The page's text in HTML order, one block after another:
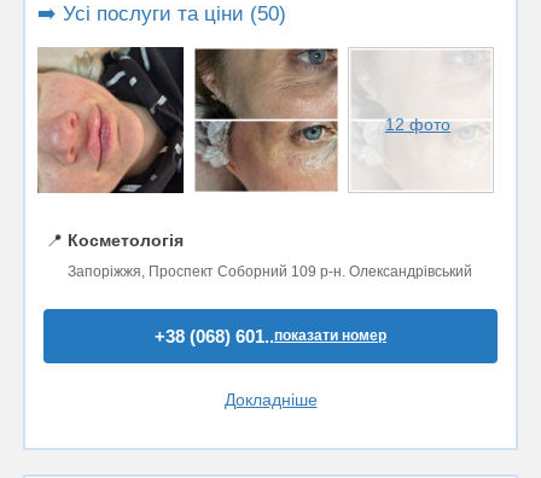
➡️ Усі послуги та ціни (50)
12 фото
📍 Косметологія
Запоріжжя, Проспект Соборний 109 р-н. Олександрівський
+38 (068) 601..показати номер
Докладніше